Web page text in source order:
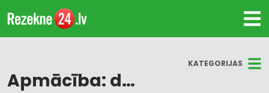
KATEGORIJAS
Apmācība: datorzinību